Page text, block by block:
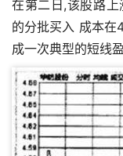
在第二日,该股路
的分批买入 成本在
成一次典型的短线